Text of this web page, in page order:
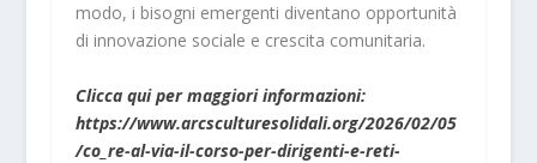
modo, i bisogni emergenti diventano opportunità
di innovazione sociale e crescita comunitaria.
Clicca qui per maggiori informazioni:
https://www.arcsculturesolidali.org/2026/02/05
/co_re-al-via-il-corso-per-dirigenti-e-reti-